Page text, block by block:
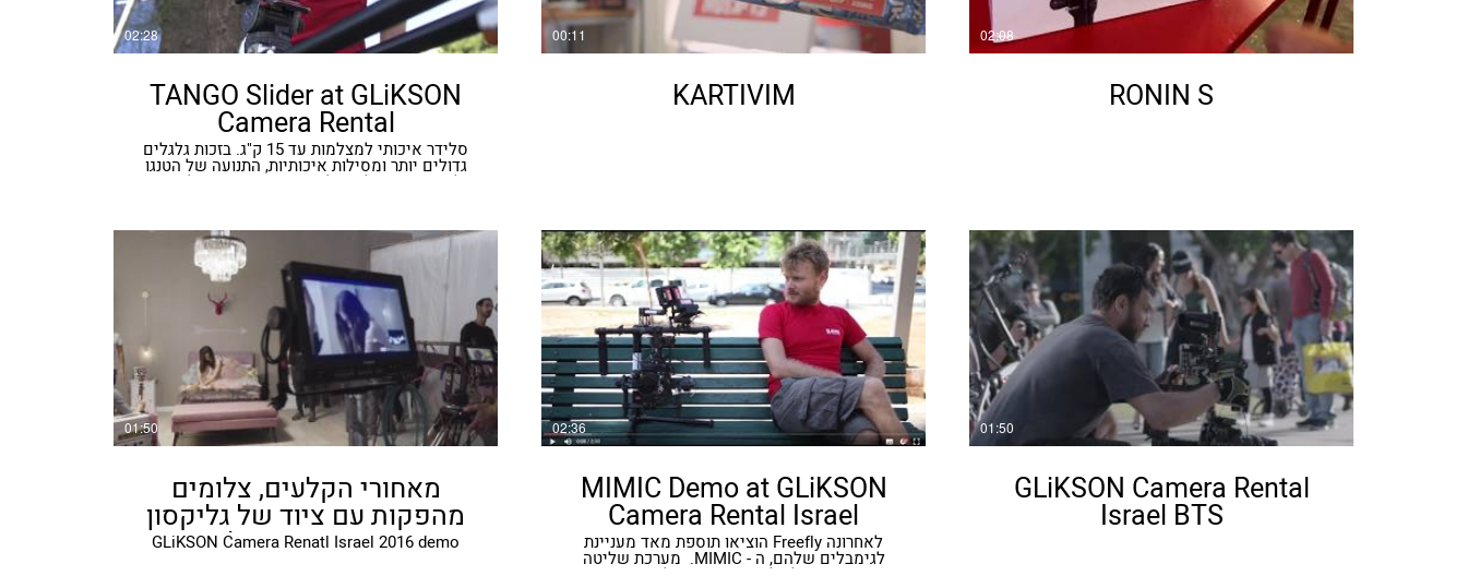
02:08
RONIN S
00:11
KARTIVIM
02:28
TANGO Slider at GLiKSON
Camera Rental
סלידר איכותי למצלמות עד 15 ק"ג. בזכות גלגלים
גדולים יותר ומסילות איכותיות, התנועה של הטנגו
חלקה במיוחד. ​לנו בגליקסון שתי ערכות של הטנגו: ​
ראש חצובה עם גביע 100 מ"מ. מתאים למצלמות
01:50
GLiKSON Camera Rental
Israel BTS
02:36
MIMIC Demo at GLiKSON
Camera Rental Israel
​לאחרונה Freefly הוציאו תוספת מאד מעניינת
לגימבלים שלהם, ה - MIMIC. ​ ​מערכת שליטה
01:50
מאחורי הקלעים, צלומים
מהפקות עם ציוד של גליקסון
השכרת ציוד צילום
GLiKSON Camera Renatl Israel 2016 demo